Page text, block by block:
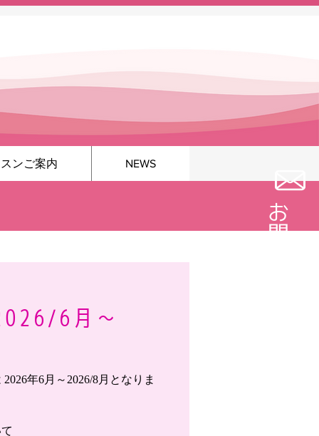
お問い合わせ
ンご案内 NEWS
6月～
年6月～2026/8月となりま